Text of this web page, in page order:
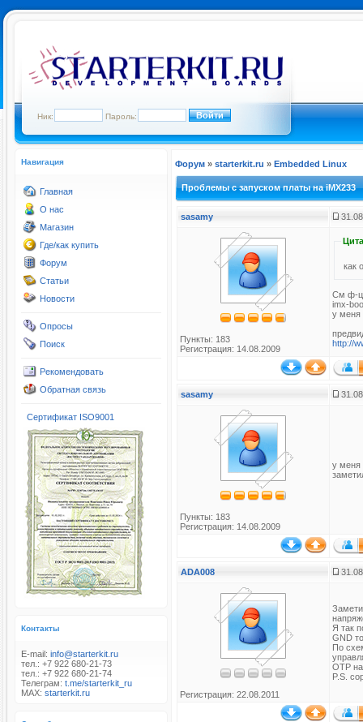
Ник: Пароль:
Навигация
Главная
О нас
Магазин
Где/как купить
Форум
Статьи
Новости
Опросы
Поиск
Рекомендовать
Обратная связь
Сертификат ISO9001
Контакты
E-mail: info@starterkit.ru
тел.: +7 922 680-21-73
тел.: +7 922 680-21-74
Телеграм: t.me/starterkit_ru
MAX: starterkit.ru
Форум » starterkit.ru » Embedded Linux
Проблемы с запуском платы на iMX233
sasamy
Пункты: 183
Регистрация: 14.08.2009
как
См ф-
imx-
у меня
http://
sasamy
Пункты: 183
Регистрация: 14.08.2009
у меня
ADA008
Регистрация: 22.08.2011
Я так
GND
По
OTP
P.S.